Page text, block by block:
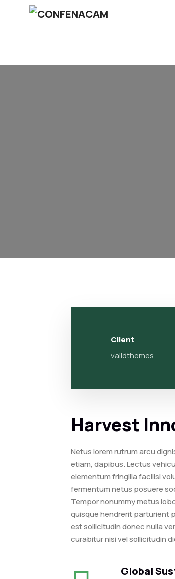
Client
validthemes
Harvest
Netus lorem rutrum arcu
etiam, dapibus. Lectus
elementum fringilla facilisi
fermentum netus posuere
Tempor nonummy metus
quisque hendrerit parturient
est sollicitudin donec nulla
curabitur nisi vel sollicitudin
Global